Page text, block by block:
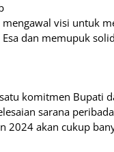
visi untuk
dan memupuk
komitmen Bupati
sarana
2024 akan cukup